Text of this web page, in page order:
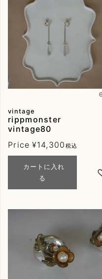
Gold
Pearl
アイテム
Pierce
Earring
Earcuff
アレルギー加工可能
vintage
rippmonster
vintage80
Price ¥14,300 税込
カートに入れ
る